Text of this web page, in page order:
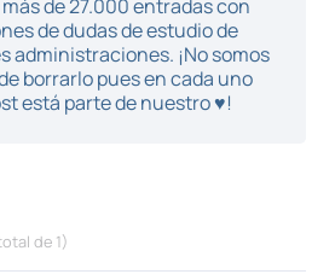
de 27.000 entradas con
de dudas de estudio de
administraciones. ¡No somos
borrarlo pues en cada uno
está parte de nuestro ♥!
de 1)